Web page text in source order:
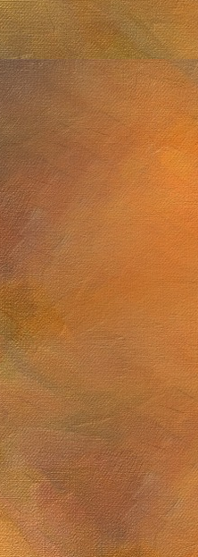
a 12 de septiembre deSol.
junio a 11 de julio de 2025 Sol. 6
mayo de 2025 Sol.